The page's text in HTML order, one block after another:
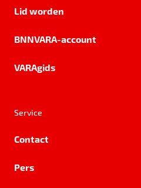
Lid worden
BNNVARA-account
VARAgids
Service
Contact
Pers